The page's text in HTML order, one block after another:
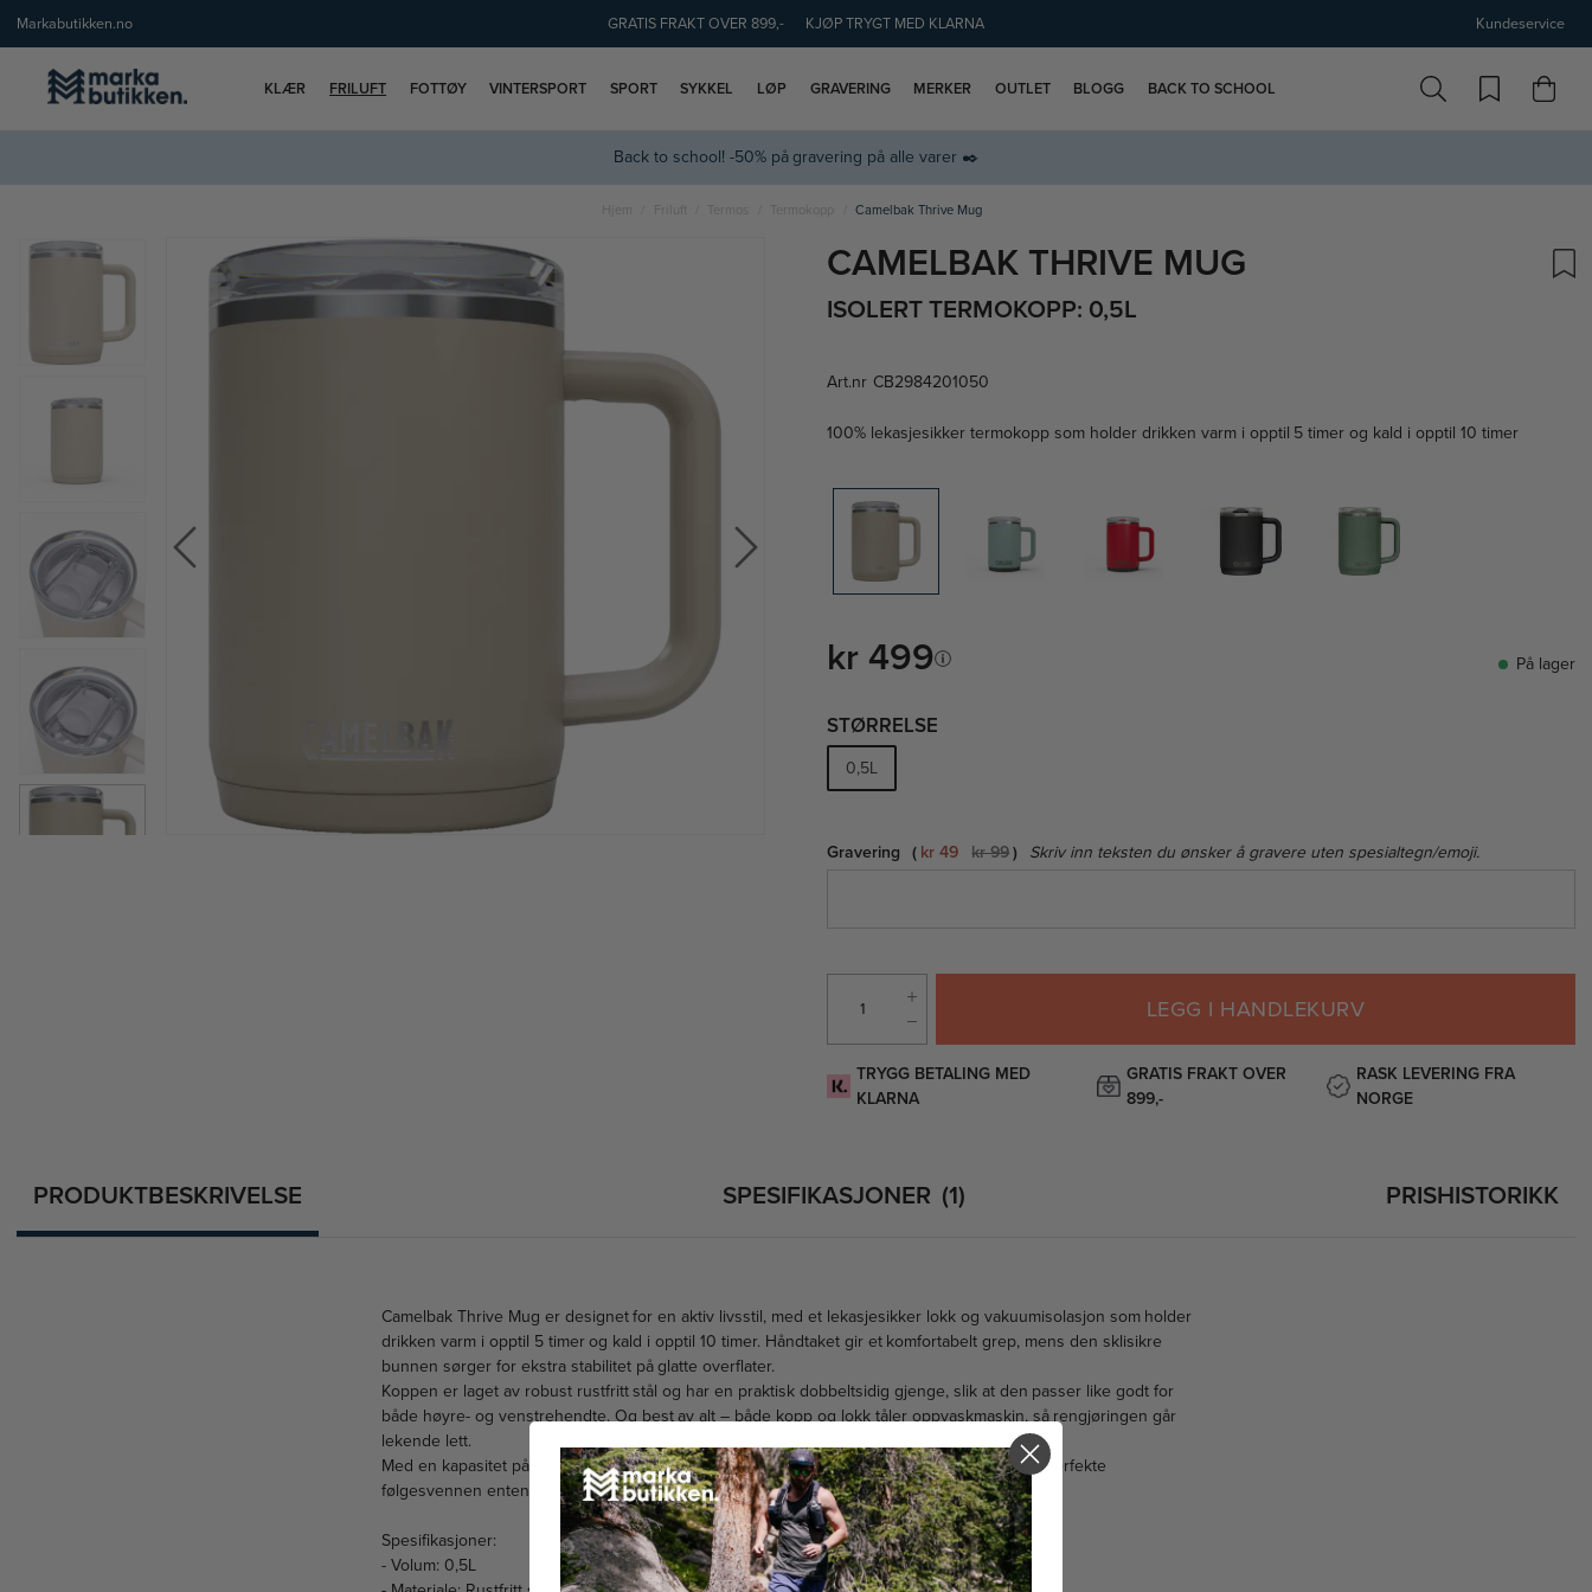
Markabutikken.no GRATIS FRAKT OVER 899,- KJØP TRYGT MED KLARNA Kundeservice
KLÆR FRILUFT FOTTØY VINTERSPORT SPORT SYKKEL LØP GRAVERING MERKER OUTLET BLOGG BACK TO SCHOOL
Back to school! -50% på gravering på alle varer ✒️
Hjem Friluft Termokopp Camelbak Thrive Mug
CAMELBAK THRIVE MUG
ISOLERT TERMOKOPP: 0,5L
Art.nr CB2984201050
100% lekasjesikker termokopp som holder drikken varm i opptil 5 timer og kald i opptil 10 timer
kr 499 På lager
STØRRELSE
0,5L
Gravering kr 49 kr 99 Skriv inn teksten du ønsker å gravere uten spesialtegn/emoji.
LEGG I HANDLEKURV
TRYGG BETALING MED
KLARNA
GRATIS FRAKT OVER
899,-
RASK LEVERING FRA
NORGE
PRODUKTBESKRIVELSE SPESIFIKASJONER 1 PRISHISTORIKK
Camelbak Thrive Mug er designet for en aktiv livsstil, med et lekasjesikker lokk og vakuumisolasjon som holder
drikken varm i opptil 5 timer og kald i opptil 10 timer. Håndtaket gir et komfortabelt grep, mens den sklisikre
bunnen sørger for ekstra stabilitet på glatte overflater.
Koppen er laget av robust rustfritt stål og har en praktisk dobbeltsidig gjenge, slik at den passer like godt for
både høyre- og venstrehendte. Og best av alt – både kopp og lokk tåler oppvaskmaskin, så rengjøringen går
lekende lett.
Med en kapasitet på 0,5L og en lett, men solid konstruksjon på 405 g, er Thrive™ Mug den perfekte
følgesvennen enten du er på vei til jobb, på roadtrip eller på eventyr.
Spesifikasjoner:
- Volum: 0,5L